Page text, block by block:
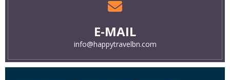
E-MAIL
info@happytravelbn.com